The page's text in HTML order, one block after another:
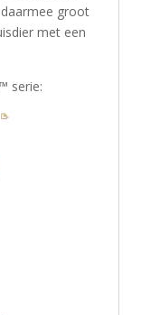
groot
met een
serie: